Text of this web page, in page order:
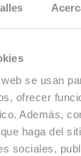
se usan
ofrecer
Además,
haga del
sociales,